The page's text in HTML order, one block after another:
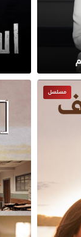
مسلسل